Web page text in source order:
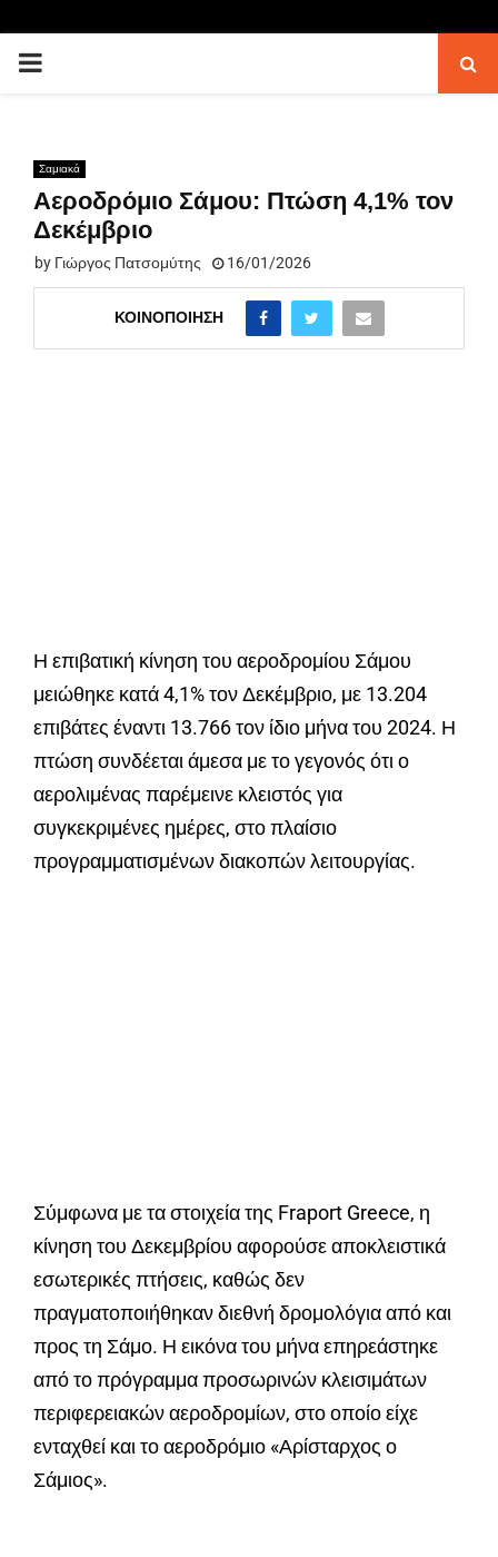
PRIMARY
Σαμιακά
Αεροδρόμιο Σάμου: Πτώση 4,1% τον
Δεκέμβριο
by Γιώργος Πατσομύτης 16/01/2026
ΚΟΙΝΟΠΟΊΗΣΗ
Η επιβατική κίνηση του αεροδρομίου Σάμου
μειώθηκε κατά 4,1% τον Δεκέμβριο, με 13.204
επιβάτες έναντι 13.766 τον ίδιο μήνα του 2024. Η
πτώση συνδέεται άμεσα με το γεγονός ότι ο
αερολιμένας παρέμεινε κλειστός για
συγκεκριμένες ημέρες, στο πλαίσιο
προγραμματισμένων διακοπών λειτουργίας.
Σύμφωνα με τα στοιχεία της Fraport Greece, η
κίνηση του Δεκεμβρίου αφορούσε αποκλειστικά
εσωτερικές πτήσεις, καθώς δεν
πραγματοποιήθηκαν διεθνή δρομολόγια από και
προς τη Σάμο. Η εικόνα του μήνα επηρεάστηκε
από το πρόγραμμα προσωρινών κλεισιμάτων
περιφερειακών αεροδρομίων, στο οποίο είχε
ενταχθεί και το αεροδρόμιο «Αρίσταρχος ο
Σάμιος».